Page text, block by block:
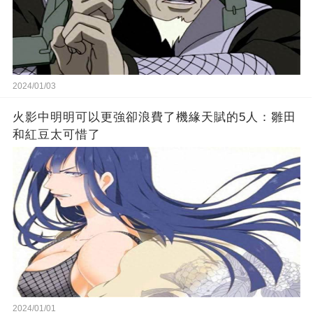
2024/01/03
火影中明明可以更強卻浪費了機緣天賦的5人：雛田
和紅豆太可惜了
2024/01/01